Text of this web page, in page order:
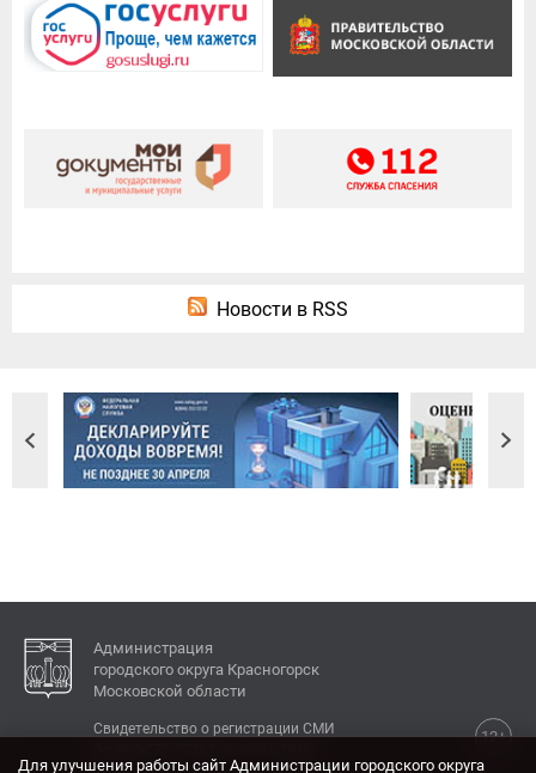
Новости в RSS
Администрация
городского округа Красногорск
Московской области
12+
Свидетельство о регистрации СМИ
Для улучшения работы сайт Администрации городского округа